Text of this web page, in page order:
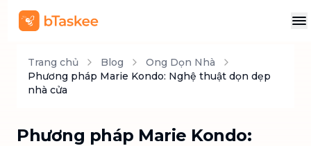
Trang chủ Blog
Ong Dọn Nhà
Phương pháp Marie Kondo: Nghệ thuật dọn dẹp
nhà cửa
Phương pháp Marie Kondo: